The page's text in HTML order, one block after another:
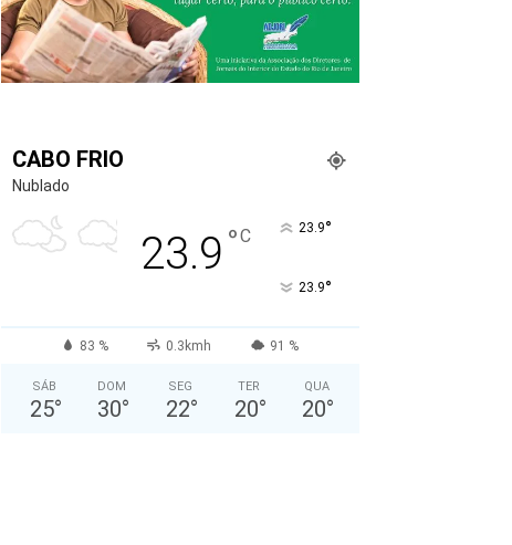
CABO FRIO
Nublado
23.9 °C 23.9°
23.9°
83 % 0.3kmh 91 %
SÁB
25°
DOM
30°
SEG
22°
TER
20°
QUA
20°